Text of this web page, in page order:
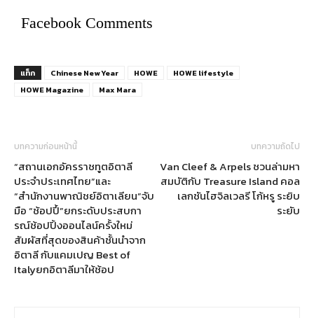
Facebook Comments
แท็ก Chinese New Year HOWE
HOWE lifestyle
HOWE Magazine
Max Mara
บทความก่อนหน้านี้
“สถานเอกอัครราชทูตอิตาลี
ประจำประเทศไทย”และ
“สำนักงานพาณิชย์อิตาเลียน”จับ
มือ “ช้อปปี้”ยกระดับประสบกา
รณ์ช้อปปิ้งออนไลน์ครั้งใหม่
สัมผัสที่สุดของสินค้าชั้นนำจาก
อิตาลี กับแคมเปญ Best of
Italyยกอิตาลีมาให้ช้อป
บทความถัดไป
Van Cleef & Arpels ชวนล่ามหา
สมบัติกับ Treasure Island คอล
เลกชันไฮจิลเวลรี โก้หรู ระยิบ
ระยับ